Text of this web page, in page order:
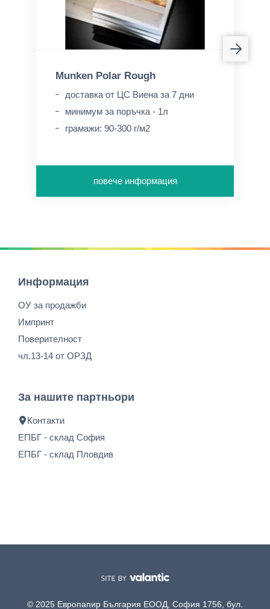
Munken Polar Rough
доставка от ЦС Виена за 7 дни
минимум за поръчка - 1л
грамажи: 90-300 г/м2
повече информация
Информация
ОУ за продажби
Импринт
Поверителност
чл.13-14 от ОРЗД
За нашите партньори
Контакти
ЕПБГ - склад София
ЕПБГ - склад Пловдив
© 2025 Европапир България ЕООД, София 1756, бул.